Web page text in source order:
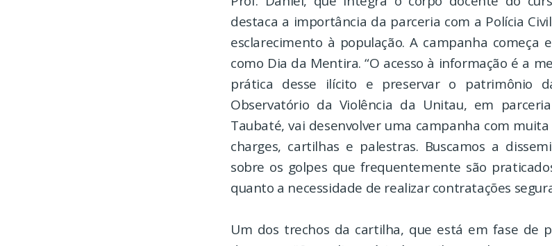
destaca a importância da parceria com a Polícia
esclarecimento à população. A campanha começa
como Dia da Mentira. “O acesso à informação é a
prática desse ilícito e preservar o patrimônio
Observatório da Violência da Unitau, em
Taubaté, vai desenvolver uma campanha com
charges, cartilhas e palestras. Buscamos a
sobre os golpes que frequentemente são
quanto a necessidade de realizar contratações
Um dos trechos da cartilha, que está em fase de